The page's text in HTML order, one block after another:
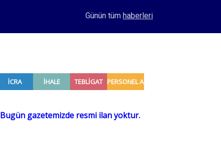
Merkez Bankası rezervleri açıklandı
Günün tüm haberleri